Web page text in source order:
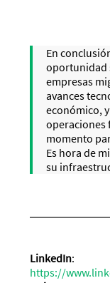
En
oportunidad
empresas
avances
económico,
operaciones
momento
Es hora de
su
LinkedIn:
https://